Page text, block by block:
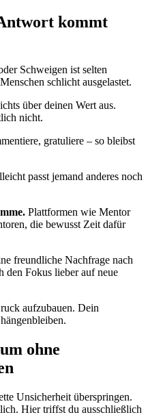
kommt
Schweigen ist selten
schlicht ausgelastet.
über deinen Wert aus.
nicht.
gratuliere – so bleibst
passt jemand anderes noch
Plattformen wie Mentor
die bewusst Zeit dafür
freundliche Nachfrage nach
den Fokus lieber auf neue
aufzubauen. Dein
ohne
Unsicherheit überspringen.
Hier triffst du ausschließlich